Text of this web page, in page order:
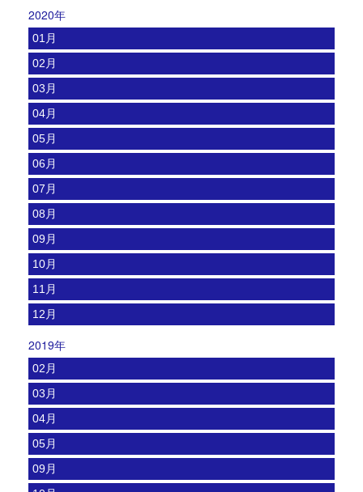
2020年
01月
02月
03月
04月
05月
06月
07月
08月
09月
10月
11月
12月
2019年
02月
03月
04月
05月
09月